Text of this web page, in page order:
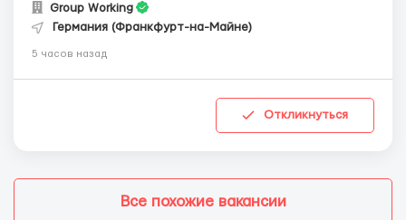
Group Working
Германия (Франкфурт-на-Майне)
5 часов назад
Откликнуться
Все похожие вакансии